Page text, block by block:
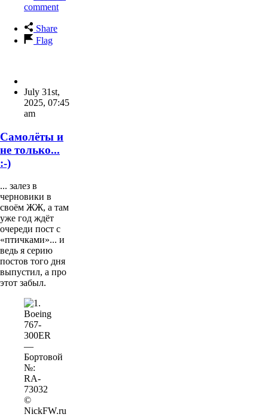
comment
Share
Flag
July 31st,
2025, 07:45
am
Самолёты и
не только...
:-)
... залез в
черновики в
своём ЖЖ, а там
уже год ждёт
очереди пост с
«птичками»... и
ведь я серию
постов того дня
выпустил, а про
этот забыл.